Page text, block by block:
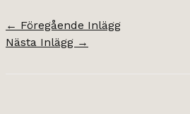
← Föregående Inlägg
Nästa Inlägg →